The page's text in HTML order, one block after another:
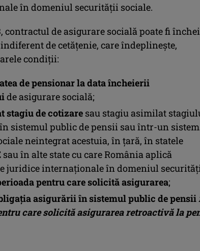
în domeniul securității sociale.
contractul de asigurare socială poate fi
de cetăţenie, care îndeplineşte,
condiţii:
de pensionar la data încheierii
de asigurare socială;
stagiu de cotizare sau stagiu asimilat
sistemul public de pensii sau într-un
neintegrat acestuia, în țară, în statele
sau în alte state cu care România aplică
juridice internaționale în domeniul
pentru care solicită asigurarea;
asigurării în sistemul public de pensii
care solicită asigurarea retroactivă la